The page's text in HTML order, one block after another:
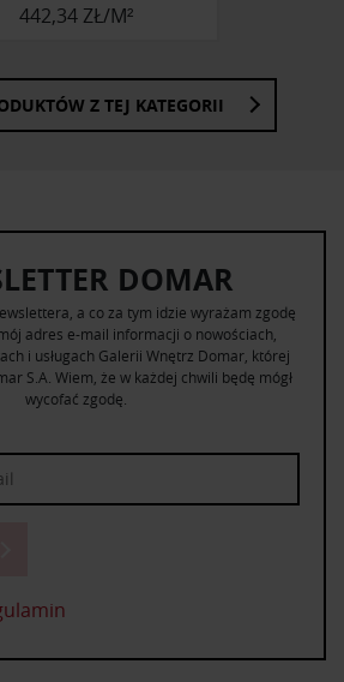
442,34 ZŁ/M²
Z TEJ KATEGORII
DOMAR
a co za tym idzie wyrażam zgodę
adres e-mail informacji o nowościach,
i usługach Galerii Wnętrz Domar, której
S.A. Wiem, że w każdej chwili będę mógł
wycofać zgodę.